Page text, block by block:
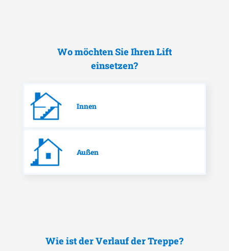
Wo möchten Sie Ihren Lift
einsetzen?
Innen
Außen
Wie ist der Verlauf der Treppe?